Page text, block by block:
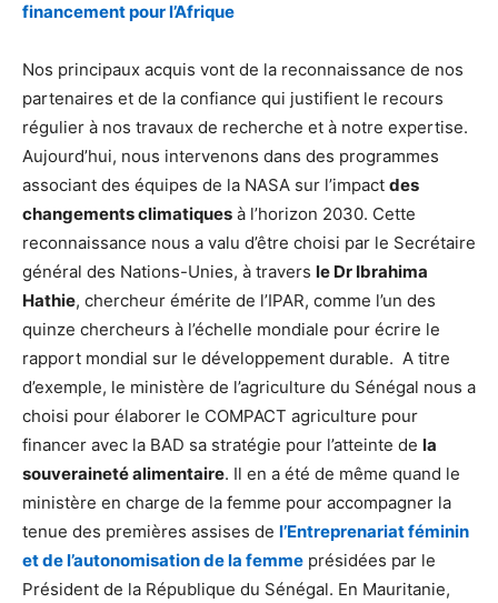
financement pour l’Afrique
Nos principaux acquis vont de la reconnaissance de nos
partenaires et de la confiance qui justifient le recours
régulier à nos travaux de recherche et à notre expertise.
Aujourd’hui, nous intervenons dans des programmes
associant des équipes de la NASA sur l’impact des
changements climatiques à l’horizon 2030. Cette
reconnaissance nous a valu d’être choisi par le Secrétaire
général des Nations-Unies, à travers le Dr Ibrahima
Hathie, chercheur émérite de l’IPAR, comme l’un des
quinze chercheurs à l’échelle mondiale pour écrire le
rapport mondial sur le développement durable. A titre
d’exemple, le ministère de l’agriculture du Sénégal nous a
choisi pour élaborer le COMPACT agriculture pour
financer avec la BAD sa stratégie pour l’atteinte de la
souveraineté alimentaire. Il en a été de même quand le
ministère en charge de la femme pour accompagner la
tenue des premières assises de l’Entreprenariat féminin
et de l’autonomisation de la femme présidées par le
Président de la République du Sénégal. En Mauritanie,